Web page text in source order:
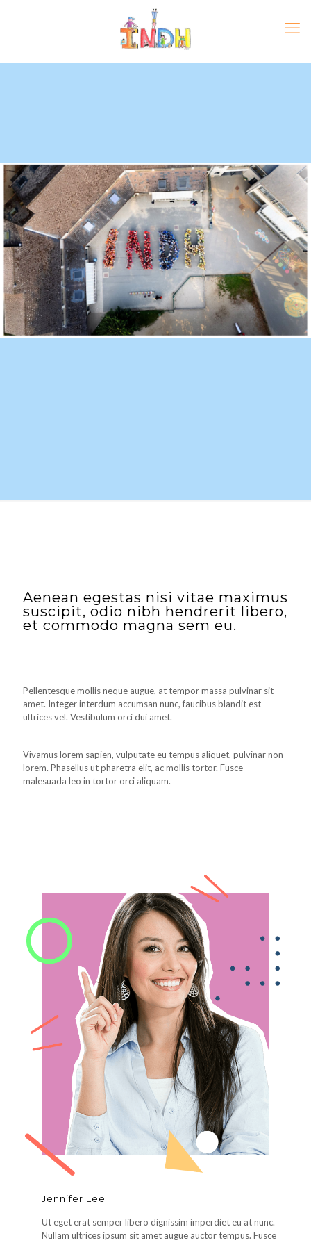
Aenean egestas nisi vitae maximus
suscipit, odio nibh hendrerit libero,
et commodo magna sem eu.
Pellentesque mollis neque augue, at tempor massa pulvinar sit
amet. Integer interdum accumsan nunc, faucibus blandit est
ultrices vel. Vestibulum orci dui amet.
Vivamus lorem sapien, vulputate eu tempus aliquet, pulvinar non
lorem. Phasellus ut pharetra elit, ac mollis tortor. Fusce
malesuada leo in tortor orci aliquam.
Jennifer Lee
Ut eget erat semper libero dignissim imperdiet eu at nunc.
Nullam ultrices ipsum sit amet augue auctor tempus. Fusce